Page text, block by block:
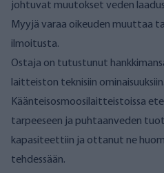
johtuvat muutokset veden
Myyjä varaa oikeuden muuttaa
ilmoitusta.
Ostaja on tutustunut
laitteiston teknisiin ominaisuuksiin.
Käänteisosmoosilaitteistoissa
tarpeeseen ja puhtaanveden
kapasiteettiin ja ottanut ne
tehdessään.